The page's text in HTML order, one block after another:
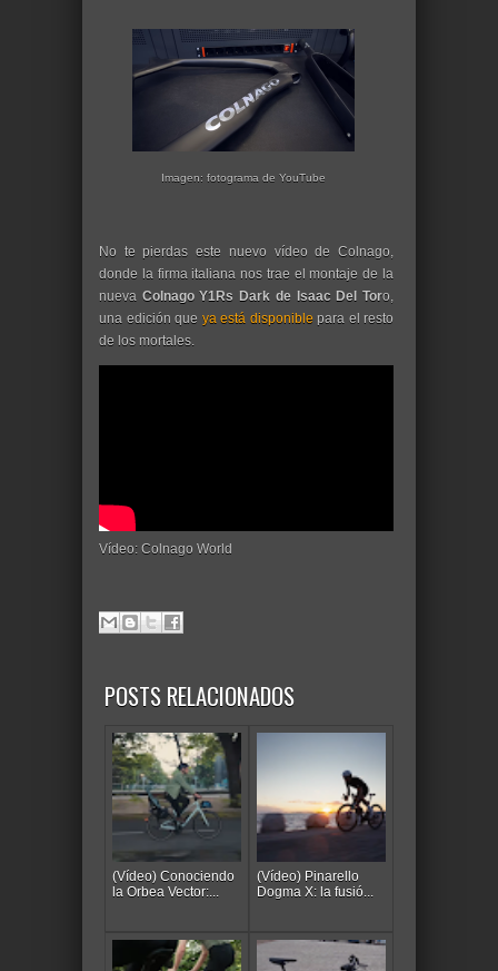
Imagen: fotograma de YouTube
No te pierdas este nuevo vídeo de Colnago,
donde la firma italiana nos trae el montaje de la
nueva Colnago Y1Rs Dark de Isaac Del Toro,
una edición que ya está disponible para el resto
de los mortales.
Vídeo: Colnago World
POSTS RELACIONADOS
(Vídeo) Conociendo
la Orbea Vector:...
(Vídeo) Pinarello
Dogma X: la fusió...